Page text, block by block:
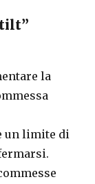
la
un limite di